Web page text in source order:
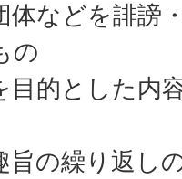
体などを誹謗
の
目的とした内
旨の繰り返し